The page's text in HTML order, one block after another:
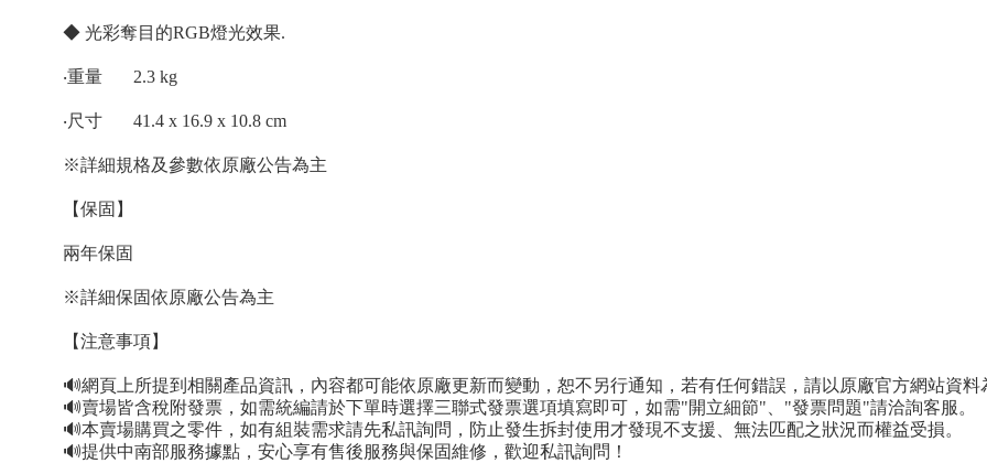
◆ 光彩奪目的RGB燈光效果.
‧重量 2.3 kg
‧尺寸 41.4 x 16.9 x 10.8 cm
※詳細規格及參數依原廠公告為主
【保固】
兩年保固
※詳細保固依原廠公告為主
【注意事項】
🔊網頁上所提到相關產品資訊，內容都可能依原廠更新而變動，恕不另行通知，若有任何錯誤，請以原廠官方網站資料
🔊賣場皆含稅附發票，如需統編請於下單時選擇三聯式發票選項填寫即可，如需"開立細節"、"發票問題"請洽詢客服。
🔊本賣場購買之零件，如有組裝需求請先私訊詢問，防止發生拆封使用才發現不支援、無法匹配之狀況而權益受損。
🔊提供中南部服務據點，安心享有售後服務與保固維修，歡迎私訊詢問！